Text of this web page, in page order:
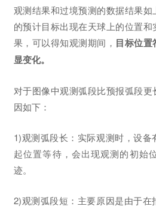
观测结果和过境预测的数据结果
的预计目标出现在天球上的位置
果，可以得知观测期间， 目标位置
显变化。
对于图像中观测弧段比预报弧段
因如下：
1)观测弧段长：实际观测时，设
起位置等待，会出现观测的初始
迹。
2)观测弧段短：主要原因是由于